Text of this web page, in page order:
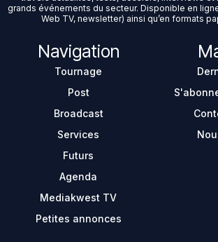
grands événements du secteur. Disponible en
Web TV, newsletter) ainsi qu’en formats
Navigation
Tournage
Post
Broadcast
Services
Futurs
Agenda
Mediakwest TV
Petites annonces